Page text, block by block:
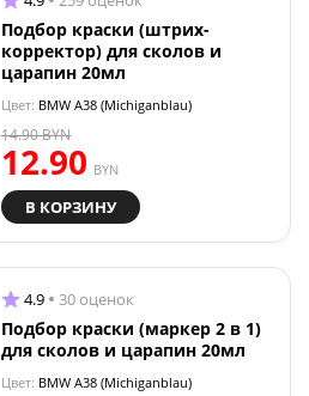
Подбор краски (штрих-
корректор) для сколов и
царапин 20мл
Цвет: BMW A38 (Michiganblau)
12.90 BYN
14.90BYN
В КОРЗИНУ
4.9 30 оценок
Подбор краски (маркер 2 в 1)
для сколов и царапин 20мл
Цвет: BMW A38 (Michiganblau)